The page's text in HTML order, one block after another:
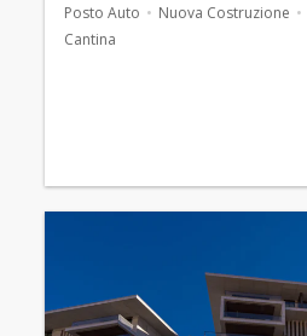
Posto Auto Nuova Costruzione
Cantina